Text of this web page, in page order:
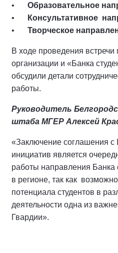
Образовательное
Консультативное
Творческое
В ходе проведения встречи
организации и «Банка
обсудили детали
работы.
Руководитель
штаба МГЕР Алексей
«Заключение соглашения
инициатив является
работы направления Банка
в регионе, так как
потенциала студентов в
деятельности одна из
Гвардии».